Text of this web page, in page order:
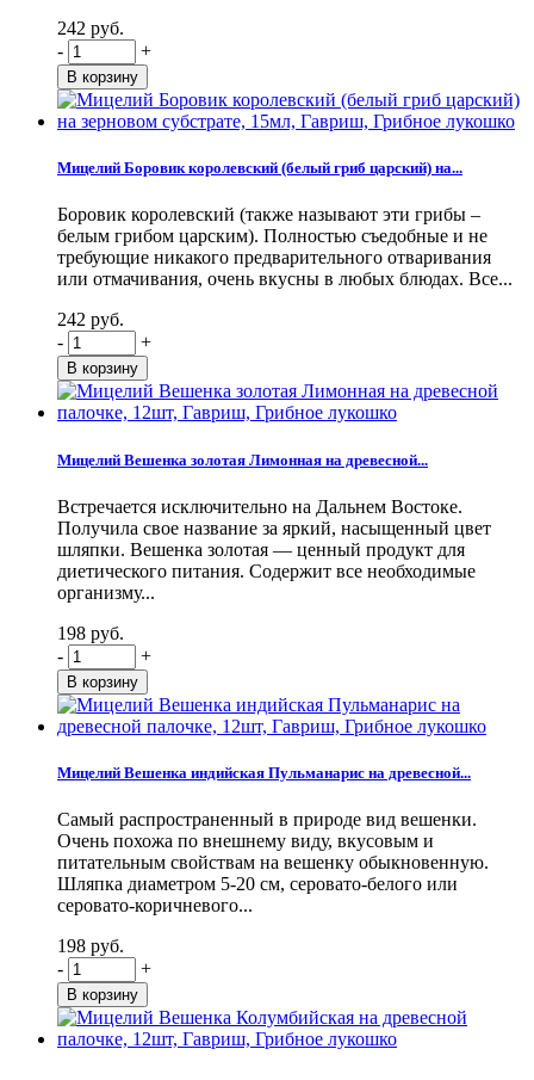
242 руб.
-
+
Мицелий Боровик королевский (белый гриб царский) на...
Боровик королевский (также называют эти грибы –
белым грибом царским). Полностью съедобные и не
требующие никакого предварительного отваривания
или отмачивания, очень вкусны в любых блюдах. Все...
242 руб.
-
+
Мицелий Вешенка золотая Лимонная на древесной...
Встречается исключительно на Дальнем Востоке.
Получила свое название за яркий, насыщенный цвет
шляпки. Вешенка золотая — ценный продукт для
диетического питания. Содержит все необходимые
организму...
198 руб.
-
+
Мицелий Вешенка индийская Пульманарис на древесной...
Самый распространенный в природе вид вешенки.
Очень похожа по внешнему виду, вкусовым и
питательным свойствам на вешенку обыкновенную.
Шляпка диаметром 5-20 см, серовато-белого или
серовато-коричневого...
198 руб.
-
+